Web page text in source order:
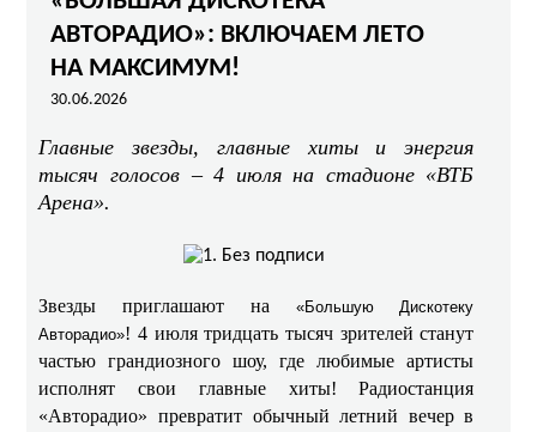
АВТОРАДИО»: ВКЛЮЧАЕМ ЛЕТО
НА МАКСИМУМ!
30.06.2026
Главные звезды, главные хиты и энергия
тысяч голосов – 4 июля на стадионе «ВТБ
Арена».
Звезды приглашают на «Большую Дискотеку
Авторадио»! 4 июля тридцать тысяч зрителей станут
частью грандиозного шоу, где любимые артисты
исполнят свои главные хиты! Радиостанция
«Авторадио» превратит обычный летний вечер в